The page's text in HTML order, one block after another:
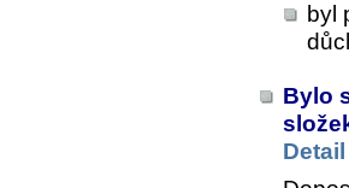
byl
Bylo
Detail